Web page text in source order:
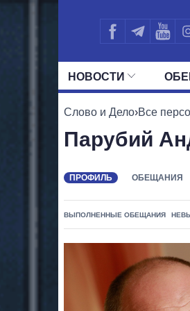
НОВОСТИ
ВСЕ
Слово и Дело›Все
Парубий
ПРОФИЛЬ ОБЕЩАНИЯ
ВЫПОЛНЕННЫЕ ОБЕЩАНИЯ